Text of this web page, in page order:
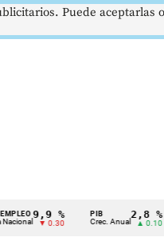
9,9 %
▼ 0.30
PIB
Crec. Anual
2,8 %
▲ 0.10
Puede aceptarlas